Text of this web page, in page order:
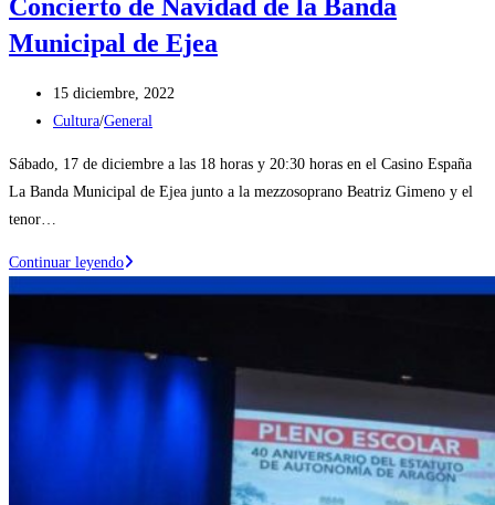
Concierto de Navidad de la Banda
Municipal de Ejea
Publicación
de
entrada:
15 diciembre, 2022
Categoría
la
Cultura/General
Sábado, 17 de diciembre a las 18 horas y 20:30 horas en el Casino España
La Banda Municipal de Ejea junto a la mezzosoprano Beatriz Gimeno y el
tenor…
Continuar leyendoConcierto
de
la
Banda